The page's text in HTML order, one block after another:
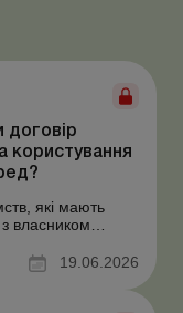
договір
користування
які мають
з власником
земельною
за декілька
і власник...
19.06.2026